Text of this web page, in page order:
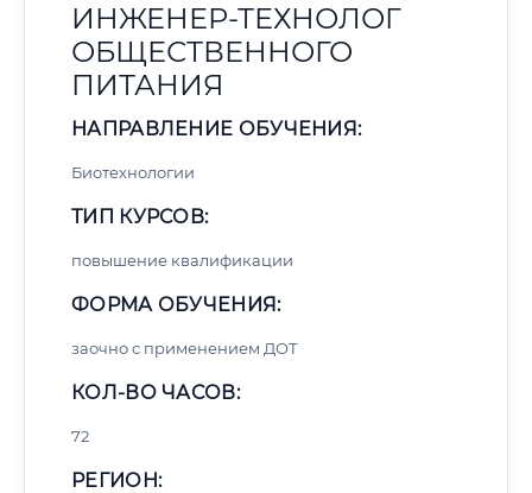
ИНЖЕНЕР-ТЕХНОЛОГ
ОБЩЕСТВЕННОГО
ПИТАНИЯ
НАПРАВЛЕНИЕ ОБУЧЕНИЯ:
Биотехнологии
ТИП КУРСОВ:
повышение квалификации
ФОРМА ОБУЧЕНИЯ:
заочно с применением ДОТ
КОЛ-ВО ЧАСОВ:
72
РЕГИОН: